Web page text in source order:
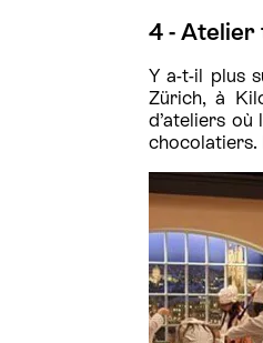
4 - Atelier
Y a-t-il plus
Zürich, à
d’ateliers
chocolatiers.